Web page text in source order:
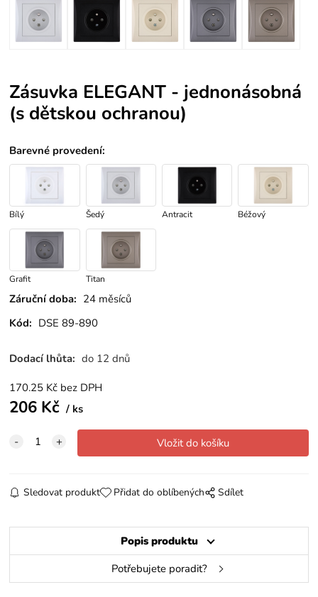
Zásuvka ELEGANT - jednonásobná
(s dětskou ochranou)
Barevné provedení:
Bílý Šedý Antracit Béžový
Grafit Titan
Záruční doba: 24 měsíců
Kód: DSE 89-890
Dodací lhůta: do 12 dnů
170.25 Kč bez DPH
206 Kč ks
Sledovat produkt Přidat do oblíbených Sdílet
Popis produktu
Potřebujete poradit?